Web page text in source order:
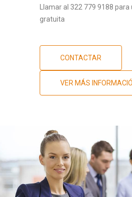
Llamar al 322 779 9188 para
gratuita
CONTACTAR
VER MÁS